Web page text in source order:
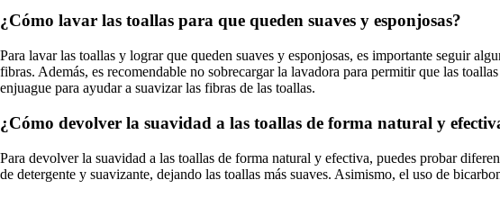
¿Cómo lavar las toallas para que queden suaves y esponjosas?
Para lavar las toallas y lograr que queden suaves y esponjosas, es importante seguir
fibras. Además, es recomendable no sobrecargar la lavadora para permitir que las
enjuague para ayudar a suavizar las fibras de las toallas.
¿Cómo devolver la suavidad a las toallas de forma natural y
Para devolver la suavidad a las toallas de forma natural y efectiva, puedes probar
de detergente y suavizante, dejando las toallas más suaves. Asimismo, el uso de